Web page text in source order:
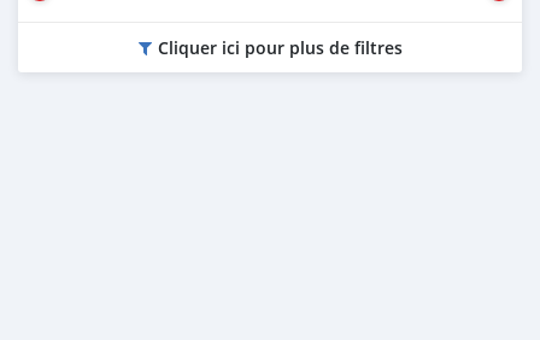
Cliquer ici pour plus de filtres